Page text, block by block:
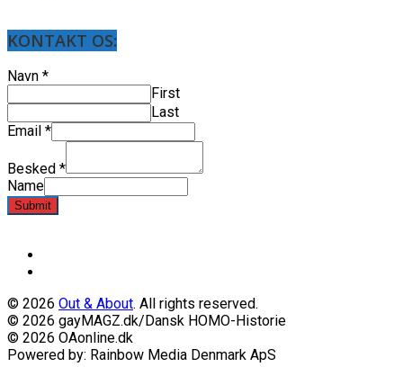
KONTAKT OS:
Navn *
First
Last
Email *
Besked *
Name
Submit
© 2026 Out & About. All rights reserved.
© 2026 gayMAGZ.dk/Dansk HOMO-Historie
© 2026 OAonline.dk
Powered by: Rainbow Media Denmark ApS